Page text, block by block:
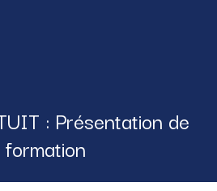
: Présentation de